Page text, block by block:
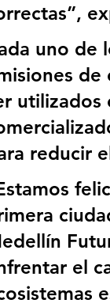
uno de
de
utilizados
reducir
el